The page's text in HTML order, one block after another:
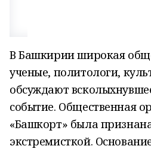
В Башкирии широкая
ученые, политологи,
обсуждают
событие. Общественная
«Башкорт» была
экстремисткой.